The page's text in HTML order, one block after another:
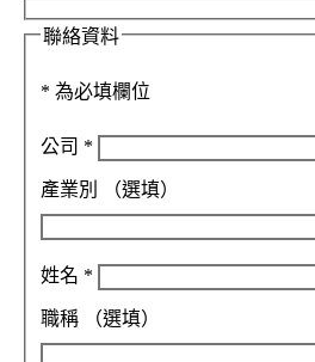
聯絡資料
* 為必填欄位
公司 *
產業別 （選填）
姓名 *
職稱 （選填）